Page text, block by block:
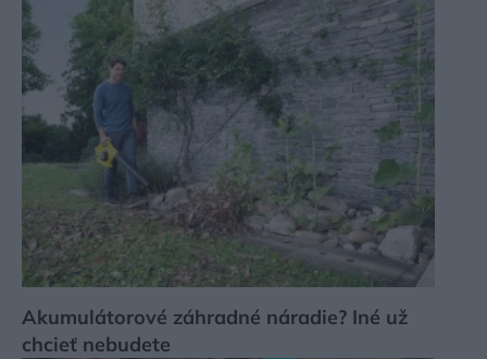
Akumulátorové záhradné náradie? Iné už
chcieť nebudete